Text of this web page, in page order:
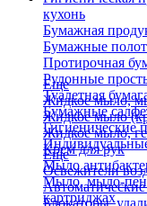
кухонь
Бумажная
Бумажные
Протирочная
Рулонные
Туалетная
Бумажные
Гигиенические
Еще
Жидкое мыло,
Жидкое мыло
Жидкое мыло,
Крем для рук
Мыло
Мыло, мыло-
картриджах
Еще
Освежители
Блокаторы,